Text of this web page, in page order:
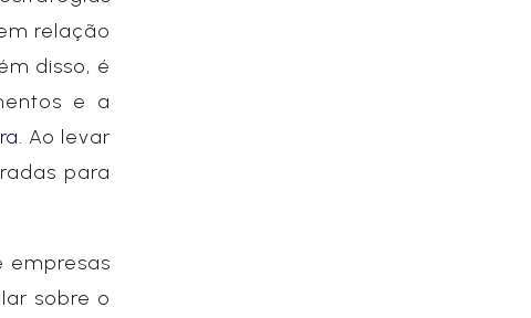
relação
disso, é
e a
. Ao levar
para
empresas
sobre o